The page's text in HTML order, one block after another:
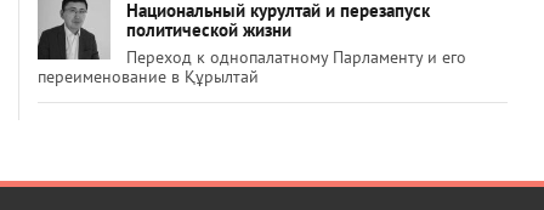
Национальный курултай и перезапуск
политической жизни
Переход к однопалатному Парламенту и его
переименование в Құрылтай